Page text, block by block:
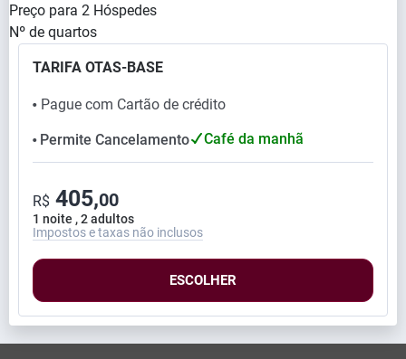
Preço para 2 Hóspedes
Nº de quartos
TARIFA OTAS-BASE
⬤ Pague com Cartão de crédito
⬤ Permite Cancelamento Café da manhã
1 noite , 2 adultos
R$ 405,00
Impostos e taxas não inclusos
ESCOLHER